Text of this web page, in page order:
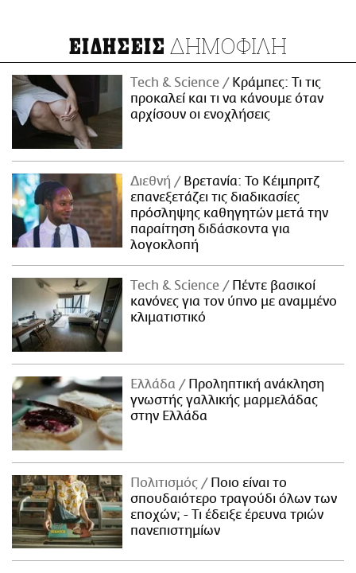
ΕΙΔΗΣΕΙΣ ΔΗΜΟΦΙΛΗ
Τech & Science
Κράμπες: Τι τις
προκαλεί και τι να κάνουμε όταν
αρχίσουν οι ενοχλήσεις
Διεθνή
Βρετανία: Το Κέιμπριτζ
επανεξετάζει τις διαδικασίες
πρόσληψης καθηγητών μετά την
παραίτηση διδάσκοντα για
λογοκλοπή
Τech & Science
Πέντε βασικοί
κανόνες για τον ύπνο με αναμμένο
κλιματιστικό
Ελλάδα
Προληπτική ανάκληση
γνωστής γαλλικής μαρμελάδας
στην Ελλάδα
Πολιτισμός
Ποιο είναι το
σπουδαιότερο τραγούδι όλων των
εποχών; - Τι έδειξε έρευνα τριών
πανεπιστημίων